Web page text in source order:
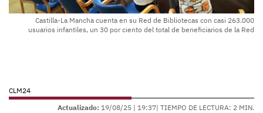
Castilla-La Mancha cuenta en su Red de Bibliotecas con casi 263.000
usuarios infantiles, un 30 por ciento del total de beneficiarios de la Red
CLM24
Actualizado: 19/08/25 | 19:37| TIEMPO DE LECTURA: 2 MIN.